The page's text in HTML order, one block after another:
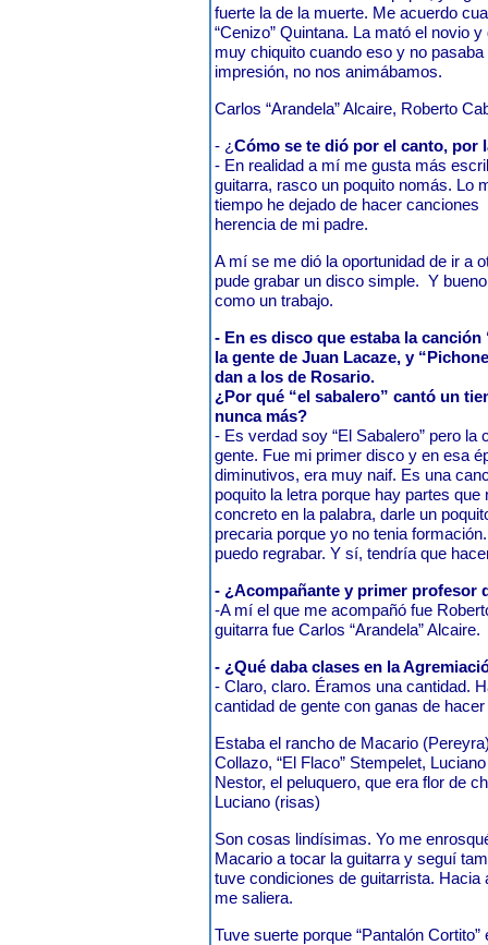
fuerte la de la muerte. Me acuerdo
“Cenizo” Quintana. La mató el novio
muy chiquito cuando eso y no
impresión, no nos animábamos.
Carlos “Arandela” Alcaire, Roberto
- ¿Cómo se te dió por el canto, por
- En realidad a mí me gusta más
guitarra, rasco un poquito nomás. Lo
tiempo he dejado de hacer canciones
herencia de mi padre.
A mí se me dió la oportunidad de ir a
pude grabar un disco simple. Y
como un trabajo.
- En es disco que estaba la
la gente de Juan Lacaze, y
dan a los de Rosario.
¿Por qué “el sabalero” cantó un
nunca más?
- Es verdad soy “El Sabalero” pero
gente. Fue mi primer disco y en esa
diminutivos, era muy naif. Es una
poquito la letra porque hay partes
concreto en la palabra, darle un
precaria porque yo no tenia
puedo regrabar. Y sí, tendría que
- ¿Acompañante y primer profesor
-A mí el que me acompañó fue
guitarra fue Carlos “Arandela” Alcaire.
- ¿Qué daba clases en la
- Claro, claro. Éramos una cantidad.
cantidad de gente con ganas de
Estaba el rancho de Macario
Collazo, “El Flaco” Stempelet,
Nestor, el peluquero, que era flor de
Luciano (risas)
Son cosas lindísimas. Yo me
Macario a tocar la guitarra y seguí
tuve condiciones de guitarrista. Hacia
me saliera.
Tuve suerte porque “Pantalón